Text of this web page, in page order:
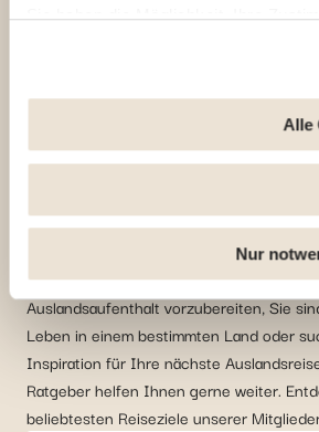
Sie haben die Möglichkeit, Ihre
dass bei der Deaktivierung von hier
dieser Website möglicherweise
verwendet, um : Ihre
der Besucher verfolgen und
Personalisierte Angebote und
Informationen mit den verwendeten
Möglichkeit zu geben, Inhalte
Alle
Nur
Top-
Expats
Sie sammeln Informationen, um sich auf
Auslandsaufenthalt vorzubereiten, Sie
Leben in einem bestimmten Land oder
Inspiration für Ihre nächste
Ratgeber helfen Ihnen gerne weiter.
beliebtesten Reiseziele unserer